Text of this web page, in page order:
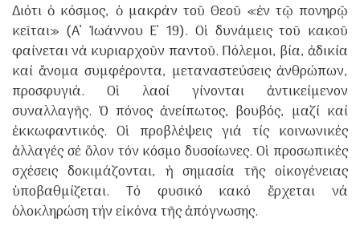
​Διότι ὁ κόσμος, ὁ μακράν τοῦ Θεοῦ «ἐν τῷ πονηρῷ
κεῖται» (Α’ Ἰωάννου Ε’ 19). Οἱ δυνάμεις τοῦ κακοῦ
φαίνεται νά κυριαρχοῦν παντοῦ. Πόλεμοι, βία, ἀδικία
καί ἄνομα συμφέροντα, μεταναστεύσεις ἀνθρώπων,
προσφυγιά. Οἱ λαοί γίνονται ἀντικείμενον
συναλλαγῆς. Ὁ πόνος ἀνείπωτος, βουβός, μαζί καί
ἐκκωφαντικός. Οἱ προβλέψεις γιά τίς κοινωνικές
ἀλλαγές σέ ὅλον τόν κόσμο δυσοίωνες. Οἱ προσωπικές
σχέσεις δοκιμάζονται, ἡ σημασία τῆς οἰκογένειας
ὑποβαθμίζεται. Τό φυσικό κακό ἔρχεται νά
ὁλοκληρώση τήν εἰκόνα τῆς ἀπόγνωσης.